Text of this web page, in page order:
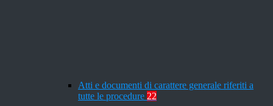
Atti e documenti di carattere generale riferiti a
tutte le procedure 22